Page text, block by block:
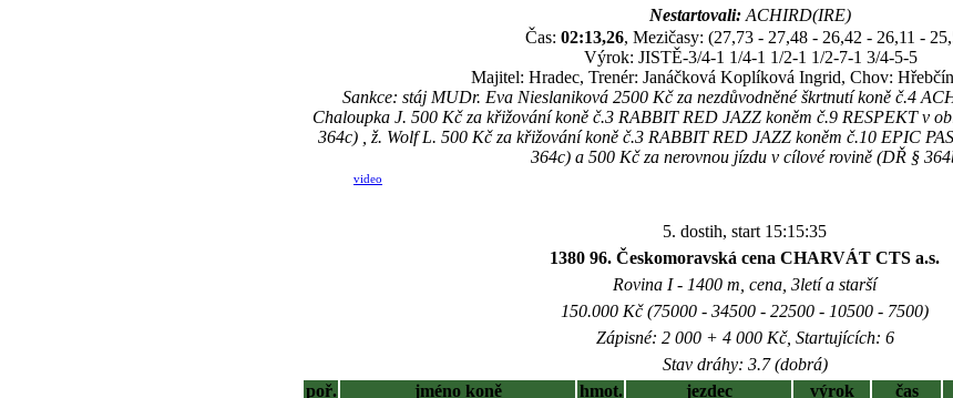
Nestartovali: ACHIRD(IRE)
Čas: 02:13,26, Mezičasy: (27,73 - 27,48 - 26,42 - 26,11 -
Výrok: JISTĚ-3/4-1 1/4-1 1/2-1 1/2-7-1 3/4-5-5
Majitel: Hradec, Trenér: Janáčková Koplíková Ingrid, Chov:
Sankce: stáj MUDr. Eva Nieslaniková 2500 Kč za nezdůvodněné škrtnutí koně č.4
Chaloupka J. 500 Kč za křižování koně č.3 RABBIT RED JAZZ koněm č.9 RESPEKT v
364c) , ž. Wolf L. 500 Kč za křižování koně č.3 RABBIT RED JAZZ koněm č.10 EPIC
364c) a 500 Kč za nerovnou jízdu v cílové rovině (DŘ §
video
5. dostih, start 15:15:35
1380 96. Českomoravská cena CHARVÁT CTS a.s.
Rovina I - 1400 m, cena, 3letí a starší
150.000 Kč (75000 - 34500 - 22500 - 10500 - 7500)
Zápisné: 2 000 + 4 000 Kč, Startujících: 6
Stav dráhy: 3.7 (dobrá)
poř.
jméno koně hmot. jezdec výrok čas